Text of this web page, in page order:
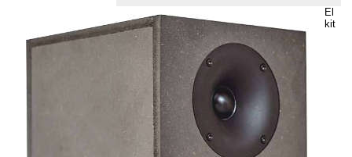
El
kit